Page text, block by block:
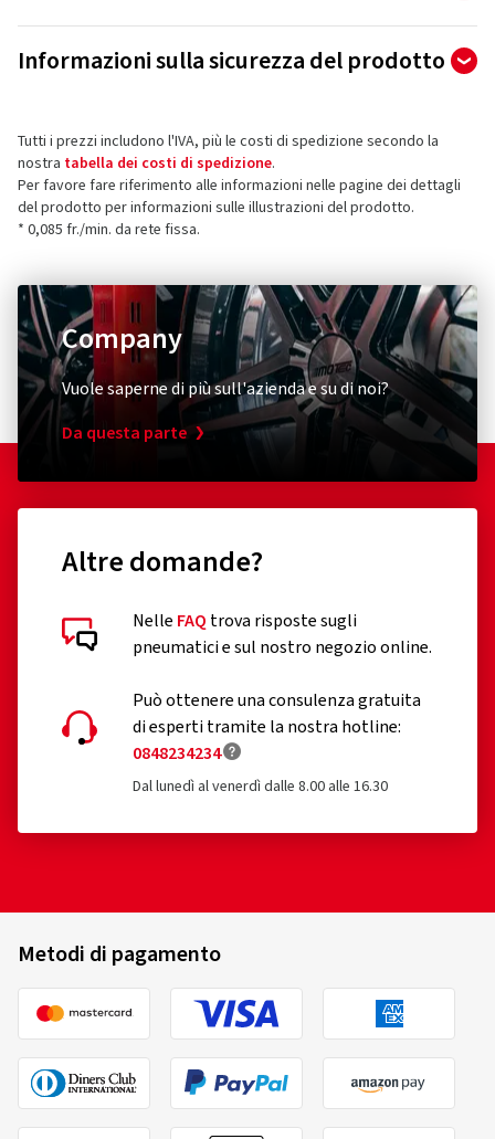
durata rispetto al suo predecessore. Disegno del battistrada
4,00
di 4 recensioni totali
che hannoordinato e ricevuto l'articolo.
5 stelle
4 stelle
2 stelle (0)
1 stella (0)
Recensioni dei clienti in dettaglio
20/04/2020
Alles Ok
Dimensioni:130/80 -17 65R
08/09/2014
Informazioni sulla sicurezza del prodotto
Pirelli Tyre SPA
Viale Piero e Alberto Pirelli 25
20126 Milano
Italia
Contatto per la sicurezza dei prodotti (non
assistenza clienti)
E-mail:consumer.support@pirelli.com
Tutti i prezzi includono l'IVA, più le costi di spedizione secondo la
nostra tabella dei costi di spedizione.
Per favore fare riferimento alle informazioni nelle pagine dei dettagli
del prodotto per informazioni sulle illustrazioni del prodotto.
* 0,085 fr./min. da rete fissa.
Company
Vuole saperne di più sull'azienda e su di noi?
Da questa parte
Altre domande?
Nelle FAQ trova risposte sugli
pneumatici e sul nostro negozio online.
Può ottenere una consulenza gratuita
di esperti tramite la nostra hotline:
0848234234
Dal lunedì al venerdì dalle 8.00 alle 16.30
Metodi di pagamento